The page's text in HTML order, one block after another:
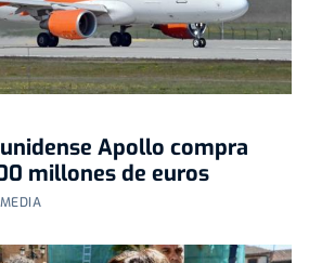
Apollo compra
millones de euros